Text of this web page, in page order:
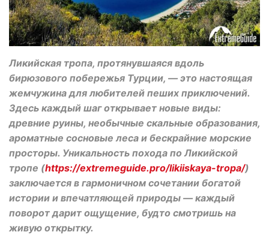
Ликийская тропа, протянувшаяся вдоль
бирюзового побережья Турции, — это настоящая
жемчужина для любителей пеших приключений.
Здесь каждый шаг открывает новые виды:
древние руины, необычные скальные образования,
ароматные сосновые леса и бескрайние морские
просторы. Уникальность похода по Ликийской
тропе (https://extremeguide.pro/likiiskaya-tropa/)
заключается в гармоничном сочетании богатой
истории и впечатляющей природы — каждый
поворот дарит ощущение, будто смотришь на
живую открытку.